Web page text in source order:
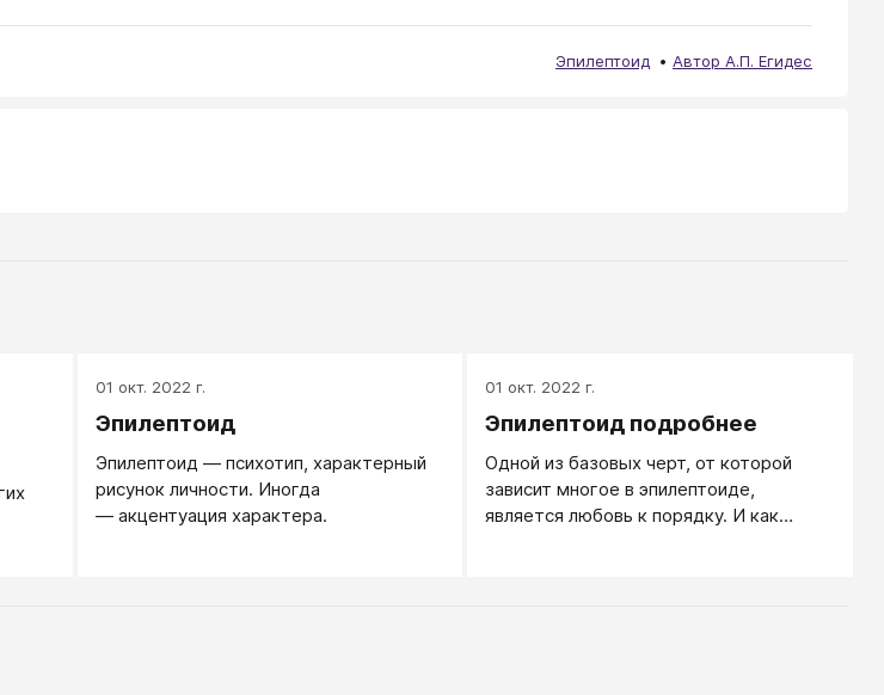
Эпилептоид Автор А.П. Егидес
01 окт. 2022 г.
Эпилептоид
Эпилептоид — психотип, характерный
рисунок личности. Иногда
— акцентуация характера.
01 окт. 2022 г.
Эпилептоид подробнее
Одной из базовых черт, от которой
зависит многое в эпилептоиде,
является любовь к порядку. И как